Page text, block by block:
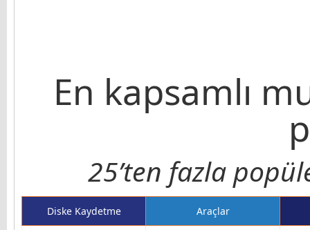
En kapsamlı
25’ten fazla
Diske Kaydetme Araçlar